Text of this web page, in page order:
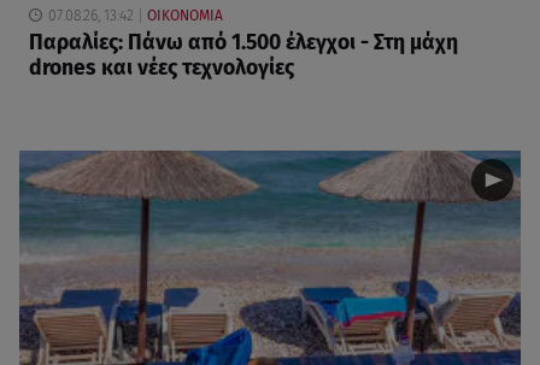
07.08.26, 13:42 ΟΙΚΟΝΟΜΙΑ
Παραλίες: Πάνω από 1.500 έλεγχοι - Στη μάχη
drones και νέες τεχνολογίες